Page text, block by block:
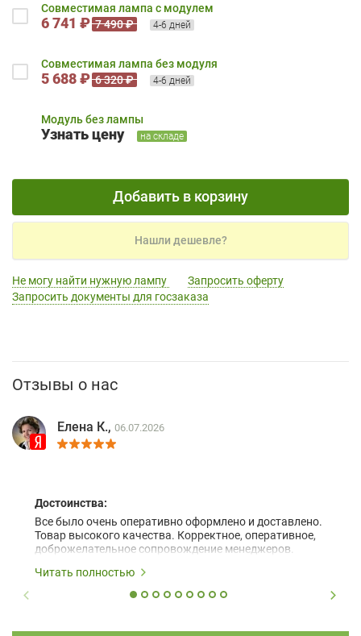
Совместимая лампа с модулем
6 741 ₽ 7 490 ₽ 4-6 дней
Совместимая лампа без модуля
5 688 ₽ 6 320 ₽ 4-6 дней
Модуль без лампы
Узнать цену на складе
Добавить в корзину
Нашли дешевле?
Не могу найти нужную лампу
Запросить оферту
Запросить документы для госзаказа
Отзывы о нас
Елена К., 06.07.2026
Достоинства:
Все было очень оперативно оформлено и доставлено.
Товар высокого качества. Корректное, оперативное,
доброжелательное сопровождение менеджеров.
Читать полностью